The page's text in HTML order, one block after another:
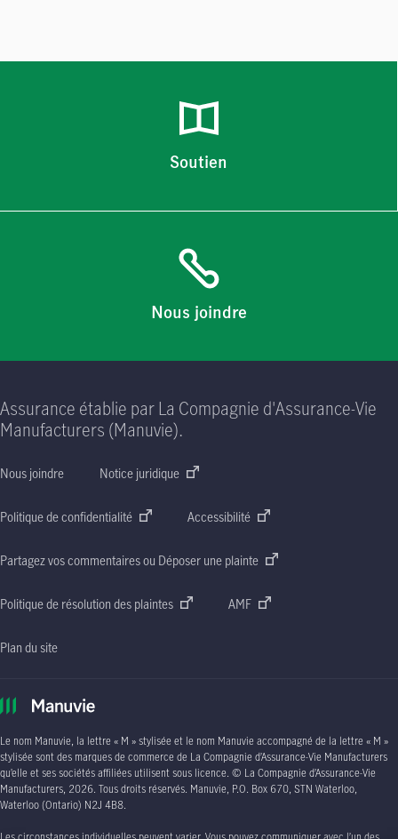
Soutien
Nous joindre
Assurance établie par La Compagnie d'Assurance-Vie
Manufacturers (Manuvie).
Nous joindre Notice juridique
Politique de confidentialité Accessibilité
Partagez vos commentaires ou Déposer une plainte
Politique de résolution des plaintes AMF
Plan du site
Le nom Manuvie, la lettre « M »stylisée et le nom Manuvie accompagné de la lettre « M »
stylisée sont des marques de commerce de La Compagnie d’Assurance-Vie Manufacturers
qu’elle et ses sociétés affiliées utilisent sous licence. © La Compagnie d’Assurance-Vie
Manufacturers, 2026. Tous droits réservés. Manuvie, P.O. Box 670, STN Waterloo,
Waterloo (Ontario) N2J 4B8
Les circonstances individuelles peuvent varier. Vous pouvez communiquer avec l’un des